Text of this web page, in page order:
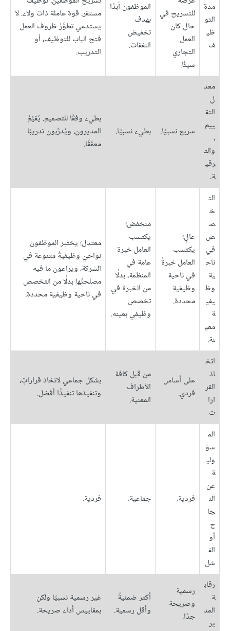
مدة
التو
ظي
ف
للتسريح في
حال كان
العمل
التجاري
سيئًا.
الموظفون أبدًا
بهدف
تخفيض
النفقات.
مستقر. قوة عاملة ذات ولاء. لا
يستدعي تطوُّرُ ظروف العمل
فتح الباب للتوظيف، أو
التدريب.
معد
ل
التق
ييم
،
والت
رقي
ة.
سريع نسبيًا. بطيء نسبيًا.
بطيء وفقًا للتصميم. يُقيَّمُ
المديرون، ويُدرَّبون تدريبًا
معمَّقًا.
الت
خ
ص
ص
في
ناح
ية
وظ
يفي
ة
معي
نة.
عالٍ؛
يكتسب
العامل خبرةً
في ناحية
وظيفية
محددة.
منخفض؛
يكتسب
العامل خبرة
عامة في
المنظمة، بدلًا
من الخبرة في
تخصص
وظيفي بعينه.
معتدل؛ يختبر الموظفون
نواحيَ وظيفيةً متنوعة في
الشركة، ويراعون ما فيه
مصلحتُها بدلًا من التخصص
في ناحية وظيفية محددة.
اتخ
اذ
القر
ارا
ت
على أساس
فردي.
من قبل كافة
الأطراف
المعنية.
بشكل جماعي لاتخاذ قراراتٍ،
وتنفيذها تنفيذًا أفضل.
الم
سؤ
ولي
ة
عن
الن
جا
ح
أو
الف
شل
فردية. جماعية. فردية.
رقاب
ة
المد
ير
رسمية
وصريحة
جدًا.
أكثر ضمنيةً
وأقل رسمية.
غير رسمية نسبيًا ولكن
بمقاييس أداء صريحة.